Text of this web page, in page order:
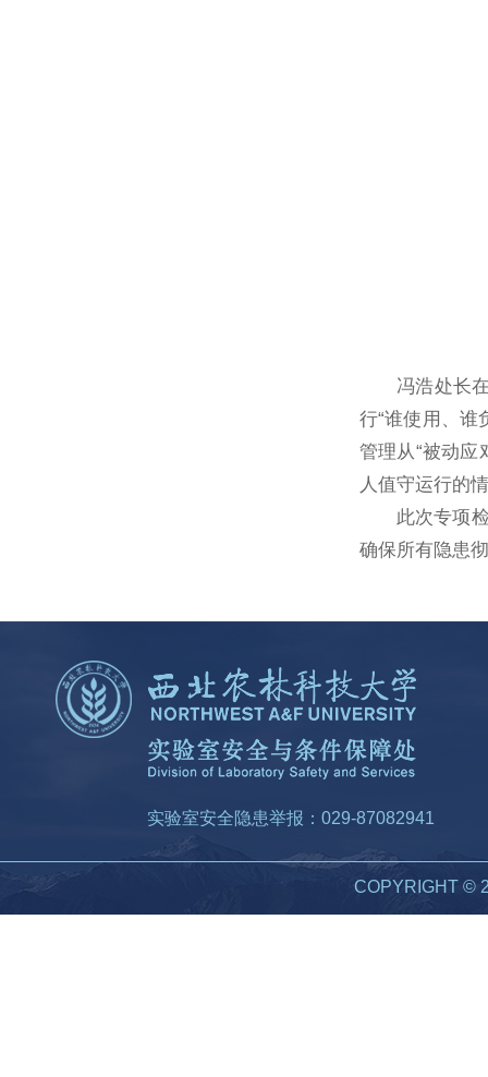
冯浩处长
行“谁使用、谁
管理从“被动应
人值守运行的
此次专项
确保所有隐患
实验室安全隐患举报：029-87082941
COPYRIGHT ©